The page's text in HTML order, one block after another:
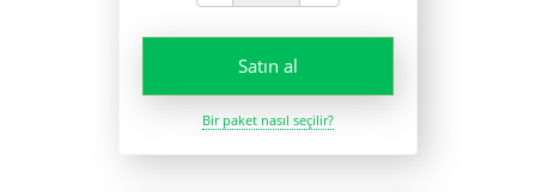
Satın al
Bir paket nasıl seçilir?